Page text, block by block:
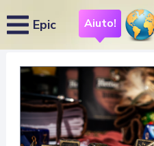
Epic Aiuto!